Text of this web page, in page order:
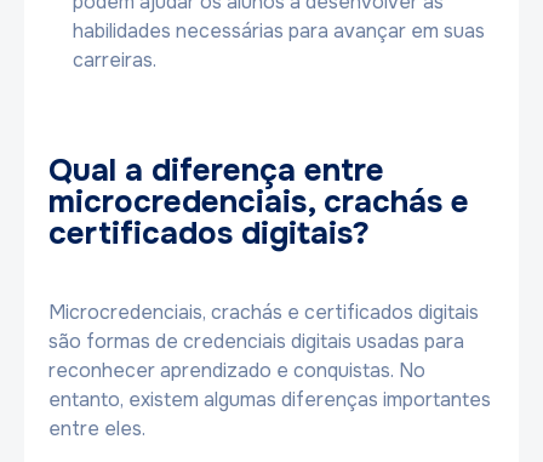
habilidades necessárias para avançar em suas
carreiras.
Qual a diferença entre
microcredenciais, crachás e
certificados digitais?
Microcredenciais, crachás e certificados digitais
são formas de credenciais digitais usadas para
reconhecer aprendizado e conquistas. No
entanto, existem algumas diferenças importantes
entre eles.